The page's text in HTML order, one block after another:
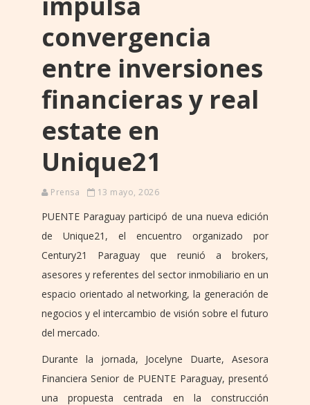
convergencia
entre inversiones
financieras y real
estate en
Unique21
Prensa 13 mayo, 2026
PUENTE Paraguay participó de una nueva edición
de Unique21, el encuentro organizado por
Century21 Paraguay que reunió a brokers,
asesores y referentes del sector inmobiliario en un
espacio orientado al networking, la generación de
negocios y el intercambio de visión sobre el futuro
del mercado.
Durante la jornada, Jocelyne Duarte, Asesora
Financiera Senior de PUENTE Paraguay, presentó
una propuesta centrada en la construcción